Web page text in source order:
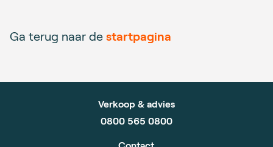
Ga terug naar de startpagina
Verkoop & advies
0800 565 0800